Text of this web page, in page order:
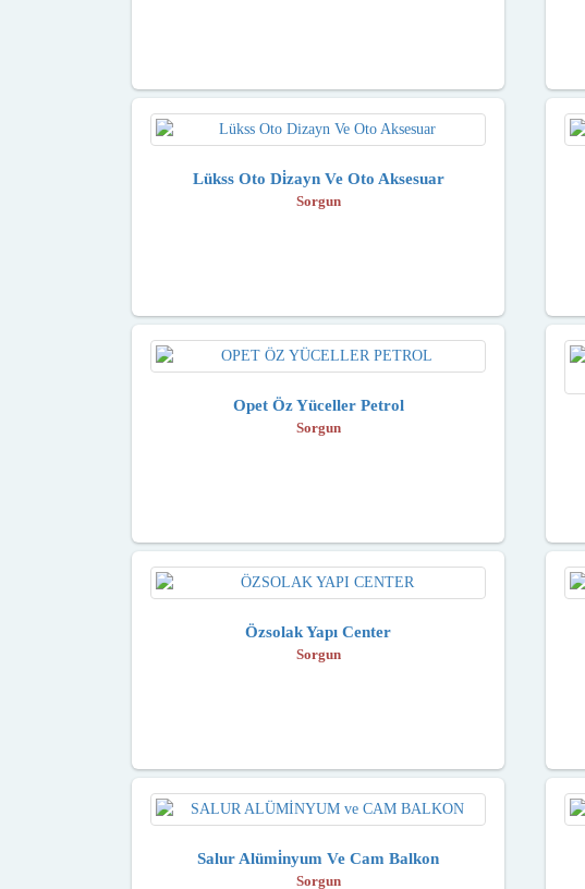
Lükss Oto Di̇zayn Ve Oto Aksesuar
Sorgun
Opet Öz Yüceller Petrol
Sorgun
Özsolak Yapı Center
Sorgun
Salur Alümi̇nyum Ve Cam Balkon
Sorgun